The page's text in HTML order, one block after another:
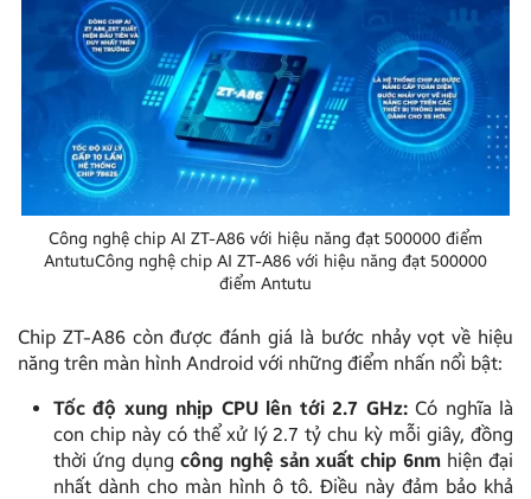
Công nghệ chip AI ZT-A86 với hiệu năng đạt 500000 điểm
AntutuCông nghệ chip AI ZT-A86 với hiệu năng đạt 500000
điểm Antutu
Chip ZT-A86 còn được đánh giá là bước nhảy vọt về hiệu
năng trên màn hình Android với những điểm nhấn nổi bật:
Tốc độ xung nhịp CPU lên tới 2.7 GHz:Có nghĩa là
con chip này có thể xử lý 2.7 tỷ chu kỳ mỗi giây, đồng
thời ứng dụng công nghệ sản xuất chip 6nm hiện đại
nhất dành cho màn hình ô tô. Điều này đảm bảo khả